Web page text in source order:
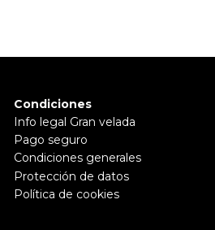
Condiciones
Info legal Gran velada
Pago seguro
Condiciones generales
Protección de datos
Política de cookies